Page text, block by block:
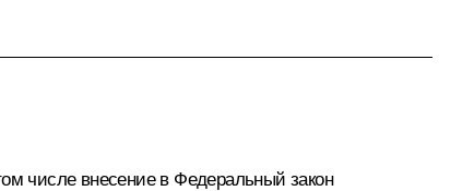
числе внесение в Федеральный закон